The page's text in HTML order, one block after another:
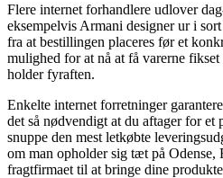
Flere internet forhandlere udlover
eksempelvis Armani designer ur i
fra at bestillingen placeres før et
mulighed for at nå at få varerne
holder fyraften.
Enkelte internet forretninger
det så nødvendigt at du aftager for
snuppe den mest letkøbte
om man opholder sig tæt på Odense,
fragtfirmaet til at bringe dine